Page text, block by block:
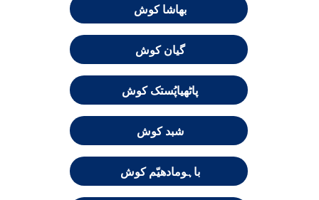
بھاشا کوش
گیان کوش
پاٹھیاپُستک کوش
شبد کوش
باہومادھیّم کوش